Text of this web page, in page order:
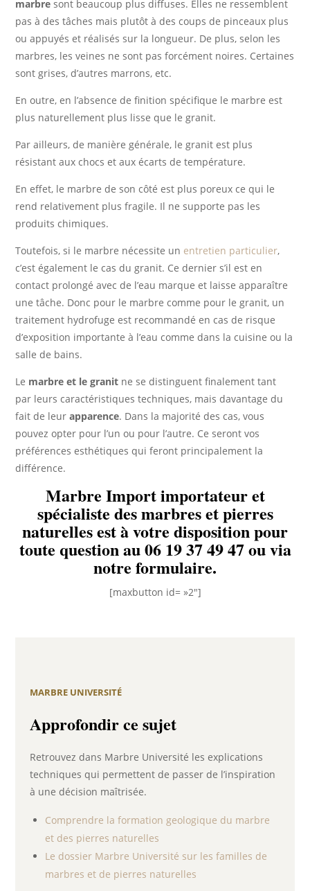
marbre sont beaucoup plus diffuses. Elles ne ressemblent
pas à des tâches mais plutôt à des coups de pinceaux plus
ou appuyés et réalisés sur la longueur. De plus, selon les
marbres, les veines ne sont pas forcément noires. Certaines
sont grises, d’autres marrons, etc.
En outre, en l’absence de finition spécifique le marbre est
plus naturellement plus lisse que le granit.
Par ailleurs, de manière générale, le granit est plus
résistant aux chocs et aux écarts de température.
En effet, le marbre de son côté est plus poreux ce qui le
rend relativement plus fragile. Il ne supporte pas les
produits chimiques.
Toutefois, si le marbre nécessite un entretien particulier,
c’est également le cas du granit. Ce dernier s’il est en
contact prolongé avec de l’eau marque et laisse apparaître
une tâche. Donc pour le marbre comme pour le granit, un
traitement hydrofuge est recommandé en cas de risque
d’exposition importante à l’eau comme dans la cuisine ou la
salle de bains.
Le marbre et le granit ne se distinguent finalement tant
par leurs caractéristiques techniques, mais davantage du
fait de leurapparence. Dans la majorité des cas, vous
pouvez opter pour l’un ou pour l’autre. Ce seront vos
préférences esthétiques qui feront principalement la
différence.
Marbre Import importateur et
spécialiste des marbres et pierres
naturelles est à votre disposition pour
toute question au06 19 37 49 47ou via
notre formulaire.
[maxbutton id= »2″]
MARBRE UNIVERSITÉ
Approfondir ce sujet
Retrouvez dans Marbre Université les explications
techniques qui permettent de passer de l’inspiration
à une décision maîtrisée.
Comprendre la formation geologique du marbre
et des pierres naturelles
Le dossier Marbre Université sur les familles de
marbres et de pierres naturelles